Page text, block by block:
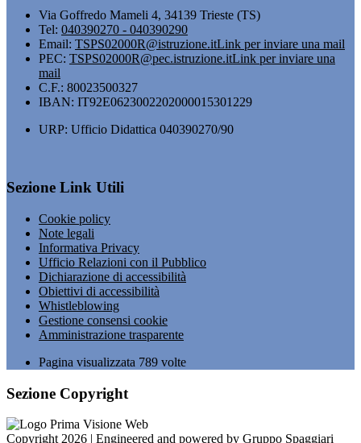
Via Goffredo Mameli 4, 34139 Trieste (TS)
Tel: 040390270 - 040390290
Email: TSPS02000R@istruzione.itLink per inviare una mail
PEC: TSPS02000R@pec.istruzione.itLink per inviare una
mail
C.F.: 80023500327
IBAN: IT92E0623002202000015301229
URP: Ufficio Didattica 040390270/90
Sezione Link Utili
Cookie policy
Note legali
Informativa Privacy
Ufficio Relazioni con il Pubblico
Dichiarazione di accessibilità
Obiettivi di accessibilità
Whistleblowing
Gestione consensi cookie
Amministrazione trasparente
Pagina visualizzata 789 volte
Sezione Copyright
Copyright 2026 | Engineered and powered by Gruppo Spaggiari